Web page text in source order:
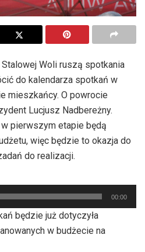
Woli ruszą spotkania
do kalendarza spotkań w
mieszkańcy. O powrocie
Lucjusz Nadbereżny.
w pierwszym etapie będą
więc będzie to okazja do
do realizacji.
00:00
będzie już dotyczyła
w budżecie na